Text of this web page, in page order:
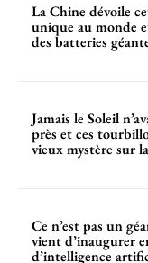
La Chine dévoile
unique au monde
des batteries
Jamais le Soleil
près et ces
vieux mystère sur
Ce n’est pas un
vient d’inaugurer
d’intelligence